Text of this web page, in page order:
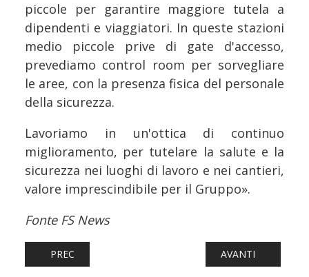
piccole per garantire maggiore tutela a
dipendenti e viaggiatori. In queste stazioni
medio piccole prive di gate d'accesso,
prevediamo control room per sorvegliare
le aree, con la presenza fisica del personale
della sicurezza.
Lavoriamo in un'ottica di continuo
miglioramento, per tutelare la salute e la
sicurezza nei luoghi di lavoro e nei cantieri,
valore imprescindibile per il Gruppo».
Fonte FS News
ARTICOLO PRECEDENTE: FERROVIE: INDIA, I TRENI
PREC ARTICOLO
AVANTI